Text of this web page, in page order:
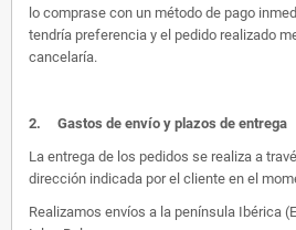
lo comprase con un método de pago
tendría preferencia y el pedido realizado
cancelaría.
2. Gastos de envío y plazos de entrega
La entrega de los pedidos se realiza a
dirección indicada por el cliente en el
Realizamos envíos a la península Ibérica